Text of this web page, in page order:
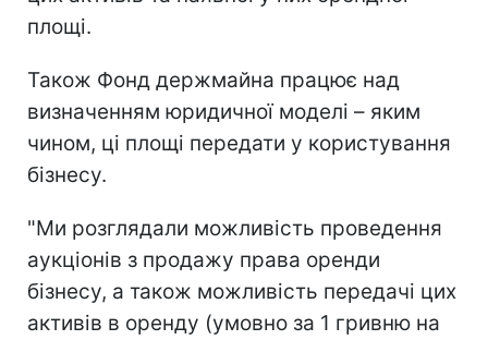
площі.
Також Фонд держмайна працює над
визначенням юридичної моделі – яким
чином, ці площі передати у користування
бізнесу.
"Ми розглядали можливість проведення
аукціонів з продажу права оренди
бізнесу, а також можливість передачі цих
активів в оренду (умовно за 1 гривню на